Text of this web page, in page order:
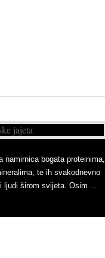
namirnica bogata proteinima,
te ih svakodnevno
ljudi širom svijeta. Osim ...